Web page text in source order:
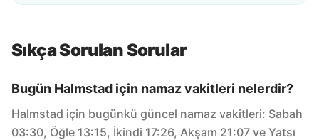
Sıkça Sorulan Sorular
Bugün Halmstad için namaz vakitleri nelerdir?
Halmstad için bugünkü güncel namaz vakitleri: Sabah
03:30, Öğle 13:15, İkindi 17:26, Akşam 21:07 ve Yatsı